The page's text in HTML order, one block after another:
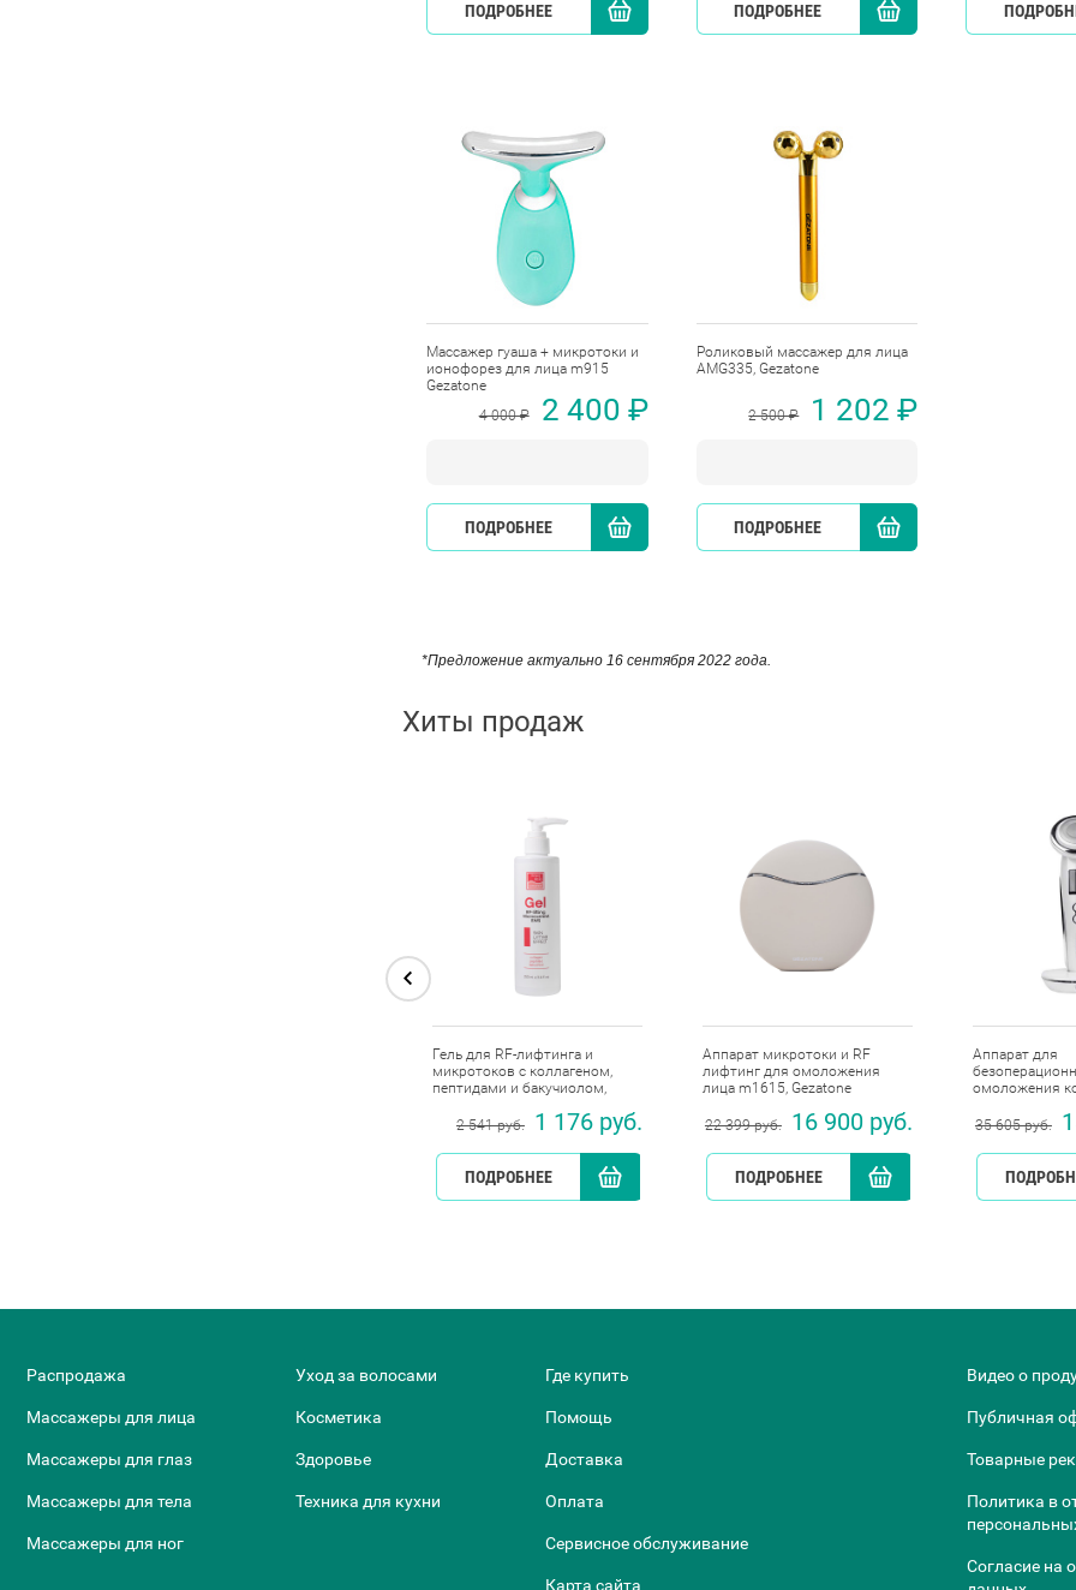
ПОДРОБНЕЕ КУПИТЬПОДРОБНЕЕ КУПИТЬ
Массажер гуаша + микротоки и
ионофорез для лица m915
Gezatone
4 000 ₽
2 400 ₽
ПОДРОБНЕЕ КУПИТЬ
Роликовый массажер для лица
AMG335, Gezatone
2 500 ₽ 1 202 ₽
ПОДРОБНЕЕ
*Предложение актуально 16 сентября 2022 года.
Хиты продаж
КУПИТЬ
Гель для RF-лифтинга и
микротоков с коллагеном,
пептидами и бакучиолом,
2 541 руб.
1 176 руб.
ПОДРОБНЕЕ КУПИТЬ
Аппарат микротоки и RF
лифтинг для омоложения
лица m1615, Gezatone
22 399 руб. 16 900 руб.
ПОДРОБНЕЕ
Аппарат для
омоложения
35 605 руб.
Распродажа
Массажеры для лица
Массажеры для глаз
Массажеры для тела
Массажеры для ног
Уход за волосами
Косметика
Здоровье
Техника для кухни
Где купить
Помощь
Доставка
Оплата
Сервисное обслуживание
Карта сайта
Видео о
Публичная
Товарные
Политика в
Согласие на